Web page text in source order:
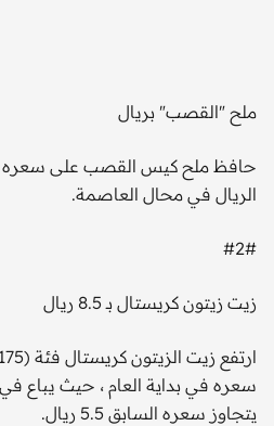
ملح "القصب" بريال
حافظ ملح كيس القصب على سعره
الريال في محال العاصمة.
#2#
زيت زيتون كريستال بـ 8.5 ريال
يتجاوز سعره السابق 5.5 ريال.